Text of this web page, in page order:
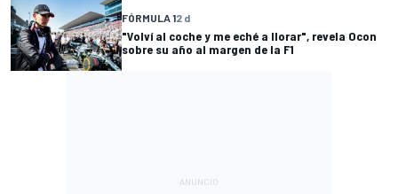
FÓRMULA 12 d
"Volví al coche y me eché a llorar", revela Ocon
sobre su año al margen de la F1